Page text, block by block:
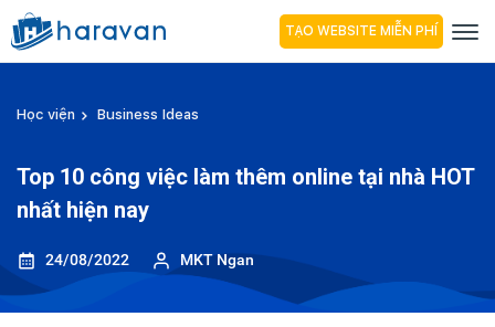
TẠO WEBSITE MIỄN PHÍ
Học viện Business Ideas
Top 10 công việc làm thêm online tại nhà HOT
nhất hiện nay
24/08/2022 MKT Ngan